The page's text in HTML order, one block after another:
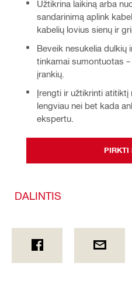
Užtikrina laikiną arba
sandarinimą aplink
kabelių lovius sienų ir
Beveik nesukelia
tinkamai sumontuotas
įrankių.
Įrengti ir užtikrinti atitiktį
lengviau nei bet kada
ekspertu.
PIRKTI
DALINTIS